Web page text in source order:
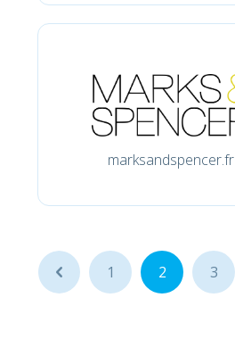
marksandspencer.fr
... 1 2 3